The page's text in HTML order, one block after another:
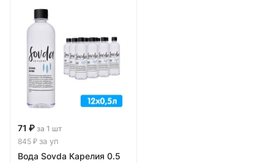
71 ₽ за 1 шт
845 ₽ за уп
Вода Sovda Карелия 0.5